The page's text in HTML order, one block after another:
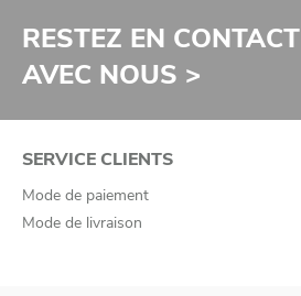
RESTEZ EN CONTACT
AVEC NOUS >
SERVICE CLIENTS
Mode de paiement
Mode de livraison